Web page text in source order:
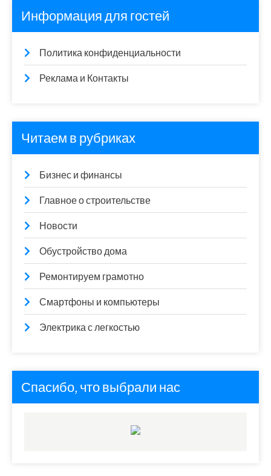
Информация для гостей
Политика конфиденциальности
Реклама и Контакты
Читаем в рубриках
Бизнес и финансы
Главное о строительстве
Новости
Обустройство дома
Ремонтируем грамотно
Смартфоны и компьютеры
Электрика с легкостью
Спасибо, что выбрали нас